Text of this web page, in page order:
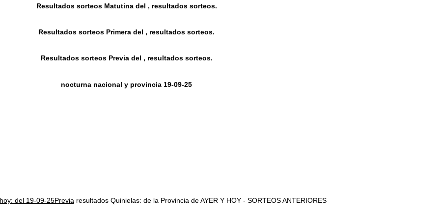
Resultados sorteos Matutina del , resultados sorteos.
Resultados sorteos Primera del , resultados sorteos.
Resultados sorteos Previa del , resultados sorteos.
nocturna nacional y provincia 19-09-25
del 19-09-25Previa resultados Quinielas: de la Provincia de AYER Y HOY - SORTEOS ANTERIORES